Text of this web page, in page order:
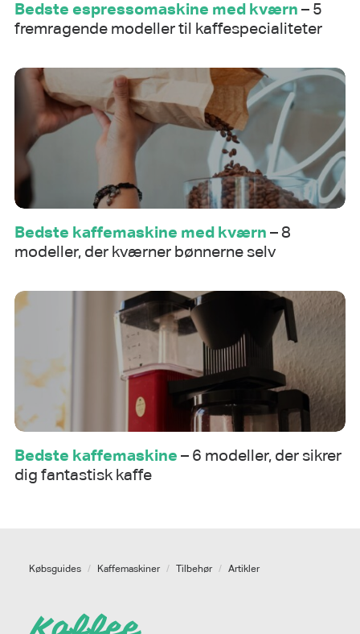
Bedste espressomaskine med kværn – 5
fremragende modeller til kaffespecialiteter
Bedste kaffemaskine med kværn – 8
modeller, der kværner bønnerne selv
Bedste kaffemaskine – 6 modeller, der sikrer
dig fantastisk kaffe
Købsguides / Kaffemaskiner / Tilbehør / Artikler